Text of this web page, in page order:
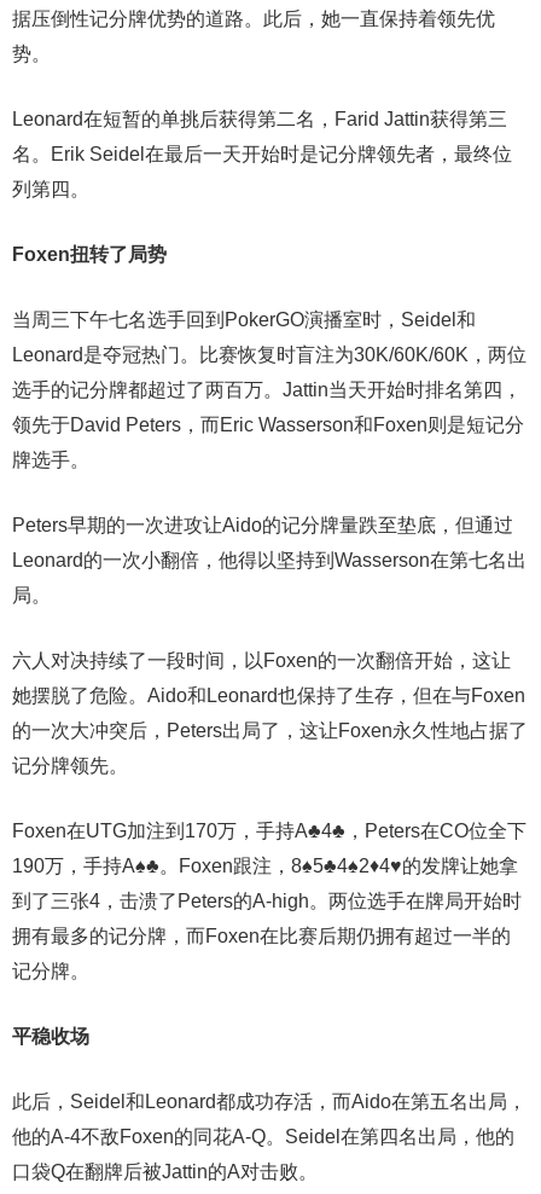
据压倒性记分牌优势的道路。此后，她一直保持着领先优
势。
Leonard在短暂的单挑后获得第二名，Farid Jattin获得第三
名。Erik Seidel在最后一天开始时是记分牌领先者，最终位
列第四。
Foxen扭转了局势
当周三下午七名选手回到PokerGO演播室时，Seidel和
Leonard是夺冠热门。比赛恢复时盲注为30K/60K/60K，两位
选手的记分牌都超过了两百万。Jattin当天开始时排名第四，
领先于David Peters，而Eric Wasserson和Foxen则是短记分
牌选手。
Peters早期的一次进攻让Aido的记分牌量跌至垫底，但通过
Leonard的一次小翻倍，他得以坚持到Wasserson在第七名出
局。
六人对决持续了一段时间，以Foxen的一次翻倍开始，这让
她摆脱了危险。Aido和Leonard也保持了生存，但在与Foxen
的一次大冲突后，Peters出局了，这让Foxen永久性地占据了
记分牌领先。
Foxen在UTG加注到170万，手持A♣4♣，Peters在CO位全下
190万，手持A♠♣。Foxen跟注，8♠5♣4♠2♦4♥的发牌让她拿
到了三张4，击溃了Peters的A-high。两位选手在牌局开始时
拥有最多的记分牌，而Foxen在比赛后期仍拥有超过一半的
记分牌。
平稳收场
此后，Seidel和Leonard都成功存活，而Aido在第五名出局，
他的A-4不敌Foxen的同花A-Q。Seidel在第四名出局，他的
口袋Q在翻牌后被Jattin的A对击败。